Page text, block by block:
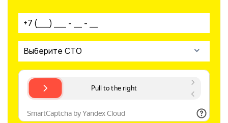
Ваш телефон:
Выберите СТО